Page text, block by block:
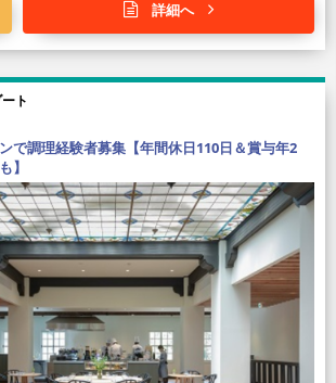
詳細へ
ト
で調理経験者募集【年間休日110日＆賞与年2
】